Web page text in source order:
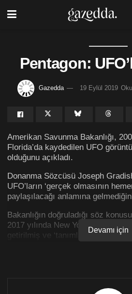
Pentagon:
Gazedda 19 Eylül 2019
Amerikan Savunma Bakanlığı,
Florida’da kaydedilen UFO
olduğunu açıkladı.
Donanma Sözcüsü Joseph
UFO’ların ‘gerçek olmasının
paylaşılacağı anlamına
Bakanlığın doğruladığı söz
2017 yılında New York Times
getirilmiş ve ‘tanımlanamayan
Devamı için